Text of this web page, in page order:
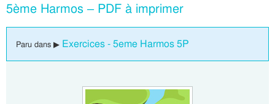
5ème Harmos – PDF à imprimer
Paru dans ▶ Exercices - 5eme Harmos 5P